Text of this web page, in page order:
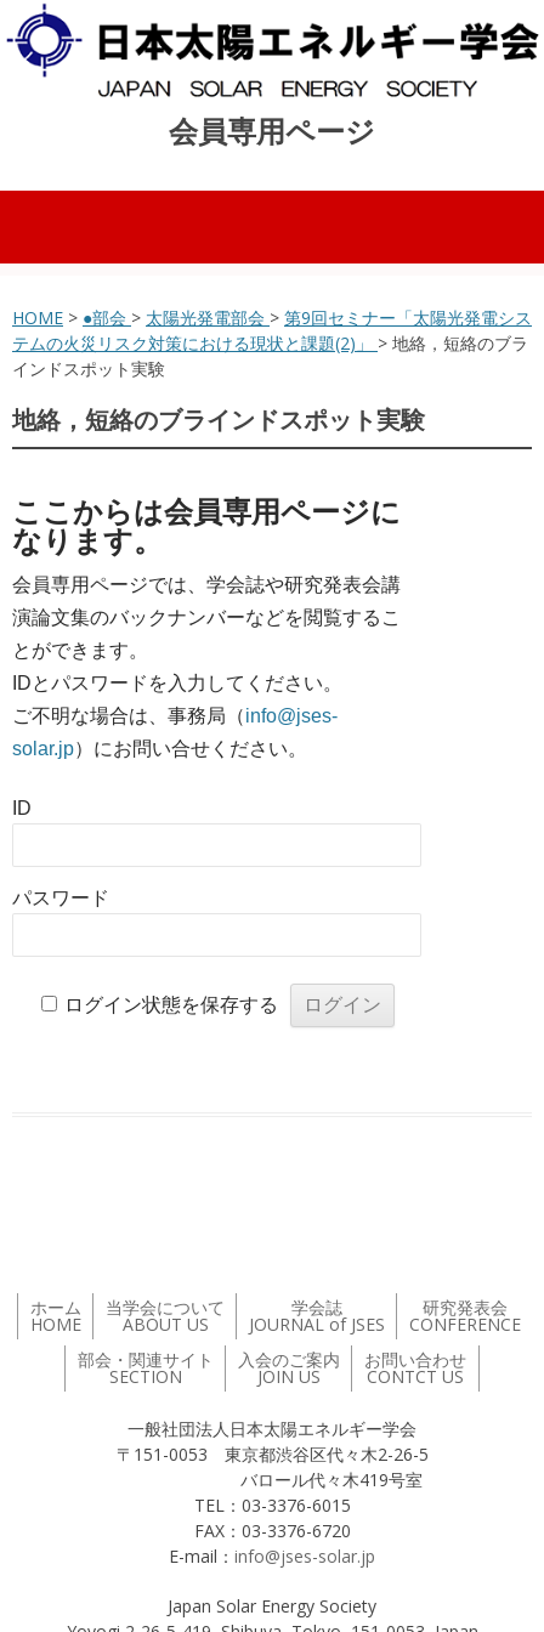
会員専用ページ
コンテンツへスキップ
HOME > ●部会 > 太陽光発電部会 > 第9回セミナー「太陽光発電シス
テムの火災リスク対策における現状と課題(2)」 > 地絡，短絡のブラ
インドスポット実験
地絡，短絡のブラインドスポット実験
ここからは会員専用ページに
なります。
会員専用ページでは、学会誌や研究発表会講
演論文集のバックナンバーなどを閲覧するこ
とができます。
IDとパスワードを入力してください。
ご不明な場合は、事務局（info@jses-
solar.jp）にお問い合せください。
ID
パスワード
ログイン状態を保存する
ホーム
HOME
当学会について
ABOUT US
学会誌
JOURNAL of JSES
研究発表会
CONFERENCE
部会・関連サイト
SECTION
入会のご案内
JOIN US
お問い合わせ
CONTCT US
一般社団法人日本太陽エネルギー学会
〒151-0053 東京都渋谷区代々木2-26-5
バロール代々木419号室
TEL：03-3376-6015
FAX：03-3376-6720
E-mail： info@jses-solar.jp
Japan Solar Energy Society